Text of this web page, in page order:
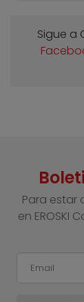
Sigue a
Para estar
en EROSKI